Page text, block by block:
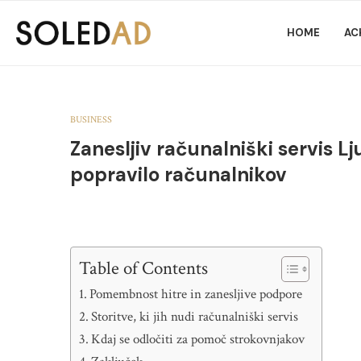
HOME
BUSINESS
Zanesljiv računalniški servis
popravilo računalnikov
Table of Contents
Pomembnost hitre in zanesljive podpore
Storitve, ki jih nudi računalniški servis
Kdaj se odločiti za pomoč strokovnjakov